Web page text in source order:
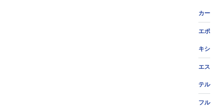
カー
エポ
キシ
エス
テル
フル